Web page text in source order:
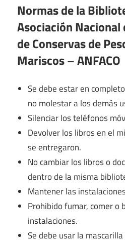
Normas de la
Asociación
de Conservas de
Mariscos – ANFACO
Se debe estar en
no molestar a los demás
Silenciar los teléfonos
Devolver los libros en el
se entregaron.
No cambiar los libros o
dentro de la misma
Mantener las
Prohibido fumar, comer o
instalaciones.
Se debe usar la